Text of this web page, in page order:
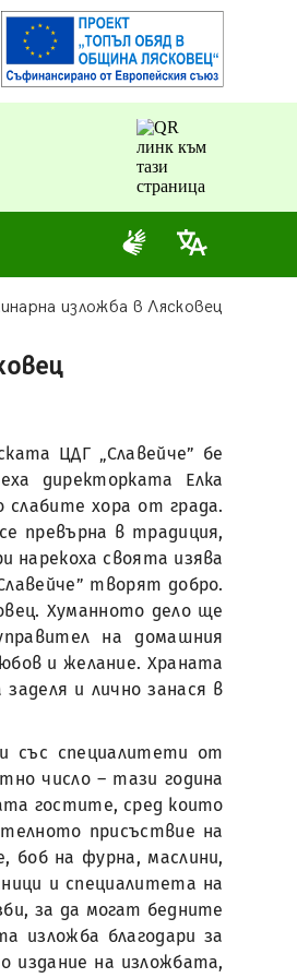
изложба в Лясковец
ЦДГ „Славейче” бе
директорката Елка
слабите хора от града.
превърна в традиция,
нарекоха своята изява
творят добро.
Хуманното дело ще
на домашния
и желание. Храната
и лично занася в
със специалитети от
число – тази година
гостите, сред които
присъствие на
боб на фурна, маслини,
и специалитета на
за да могат бедните
изложба благодари за
издание на изложбата,